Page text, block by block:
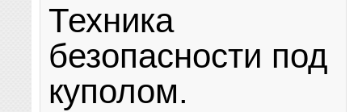
Техника
безопасности под
куполом.